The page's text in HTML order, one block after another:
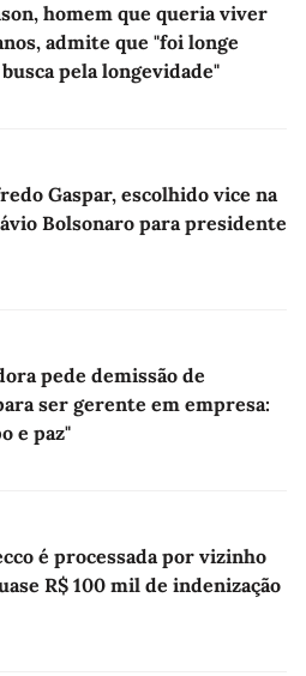
homem que queria viver
admite que "foi longe
pela longevidade"
Gaspar, escolhido vice na
Bolsonaro para presidente
pede demissão de
ser gerente em empresa:
e paz"
é processada por vizinho
R$ 100 mil de indenização